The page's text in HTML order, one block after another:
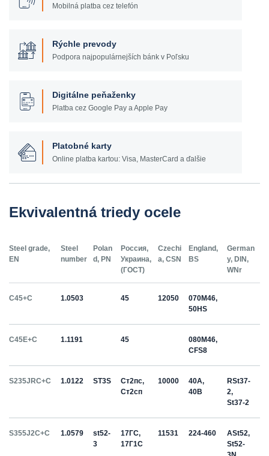
Mobilná platba cez telefón
Rýchle prevody
Podpora najpopulárnejších bánk v Poľsku
Digitálne peňaženky
Platba cez Google Pay a Apple Pay
Platobné karty
Online platba kartou: Visa, MasterCard a ďalšie
Ekvivalentná triedy ocele
Steel grade,
EN
Steel
number
Polan
d, PN
Россия,
Украина,
(ГОСТ)
Czechi
a, CSN
England,
BS
German
y, DIN,
WNr
C45+C 1.0503 45 12050
070M46,
50HS
C45E+C 1.1191 45
080M46,
CFS8
S235JRC+C 1.0122 ST3S
Ст2пс,
Ст2сп
10000
40A,
40B
RSt37-
2,
St37-2
S355J2C+C 1.0579
st52-
3
17ГС,
17Г1С
11531 224-460
ASt52,
St52-